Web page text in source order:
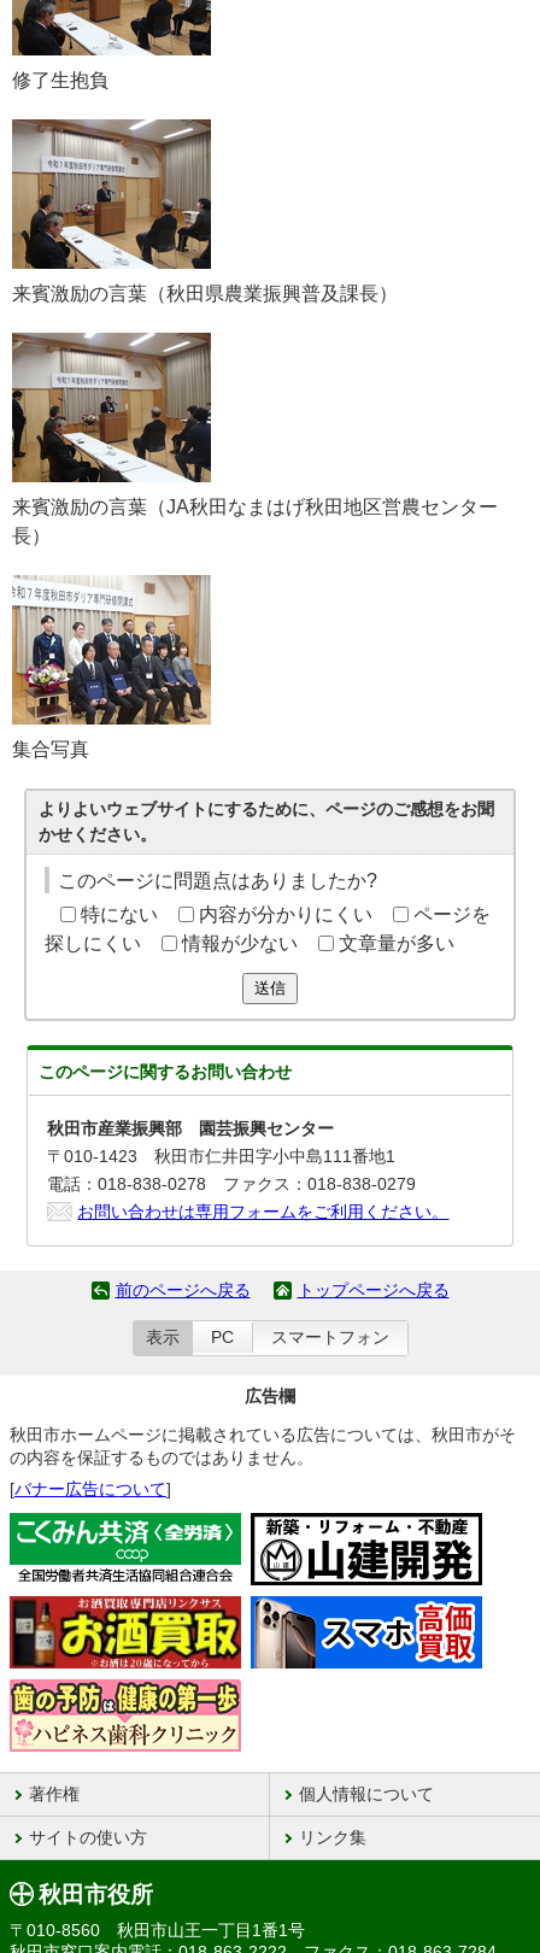
修了生抱負
来賓激励の言葉（秋田県農業振興普及課長）
来賓激励の言葉（JA秋田なまはげ秋田地区営農センター
長）
集合写真
よりよいウェブサイトにするために、ページのご感想をお聞
かせください。
このページに問題点はありましたか?
特にない
内容が分かりにくい
ページを
探しにくい
情報が少ない 文章量が多い
送信
このページに関するお問い合わせ
秋田市産業振興部 園芸振興センター
〒010-1423 秋田市仁井田字小中島111番地1
電話：018-838-0278 ファクス：018-838-0279
お問い合わせは専用フォームをご利用ください。
前のページへ戻る トップページへ戻る
表示 PC スマートフォン
広告欄
秋田市ホームページに掲載されている広告については、秋田市がそ
の内容を保証するものではありません。
[バナー広告について]
著作権 個人情報について
サイトの使い方 リンク集
秋田市役所
〒010-8560 秋田市山王一丁目1番1号